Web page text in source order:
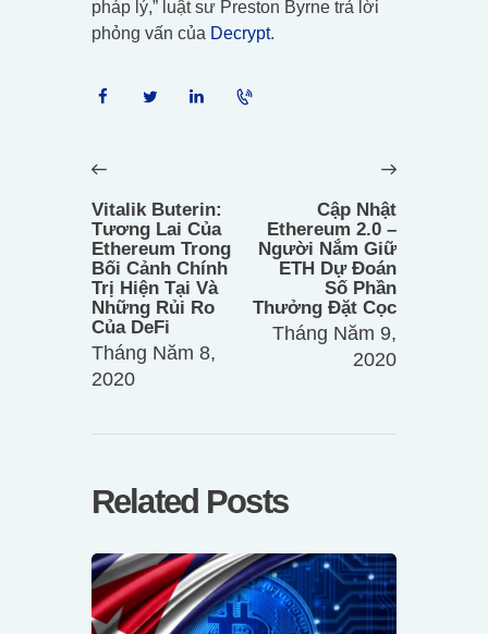
pháp lý,” luật sư Preston Byrne trả lời
phỏng vấn của Decrypt.
hướng
bài
viết
post:
Vitalik Buterin:
Tương Lai Của
Ethereum Trong
Bối Cảnh Chính
Trị Hiện Tại Và
Những Rủi Ro
Của DeFi
Tháng Năm 8,
2020
Cập Nhật
Ethereum 2.0 –
Người Nắm Giữ
ETH Dự Đoán
Số Phần
Thưởng Đặt Cọc
Tháng Năm 9,
2020
Related Posts